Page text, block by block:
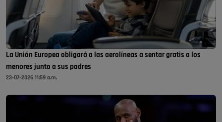
La Unión Europea obligará a las aerolíneas a sentar gratis a los
menores junto a sus padres
23-07-2026 11:59 a.m.